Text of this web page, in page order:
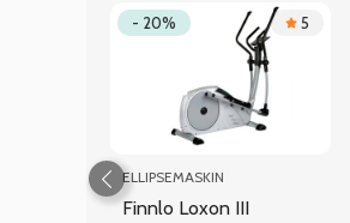
- 20% 5
ELLIPSEMASKIN
Finnlo Loxon III